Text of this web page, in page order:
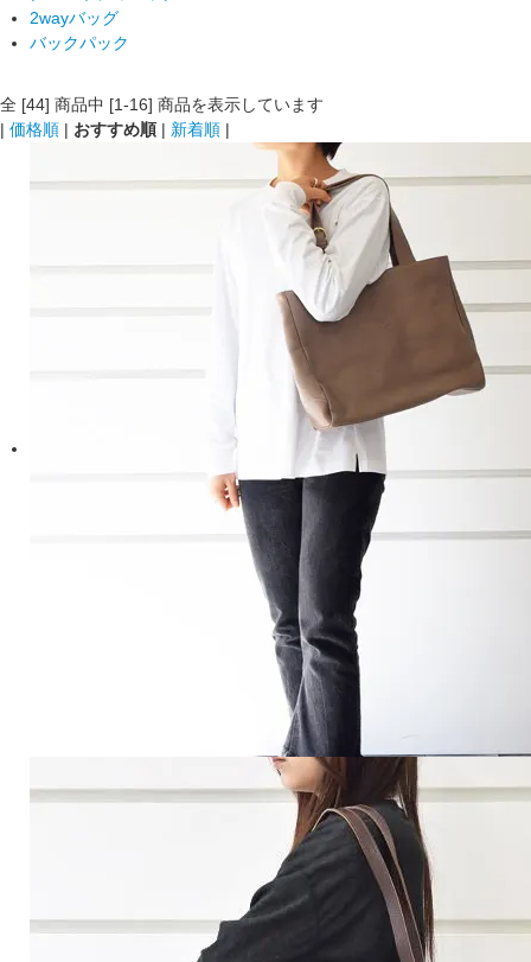
2wayバッグ
バックパック
全 [44] 商品中 [1-16] 商品を表示しています
| 価格順 | おすすめ順 | 新着順 |